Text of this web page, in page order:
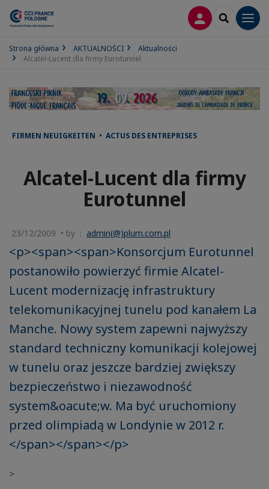
LOGOWANIE
SEARCH
Strona główna AKTUALNOŚCI
Aktualności
Alcatel-Lucent dla firmy Eurotunnel
FIRMEN NEUIGKEITEN • ACTUS DES ENTREPRISES
Alcatel-Lucent dla firmy
Eurotunnel
23/12/2009 • by : admin(@)plum.com.pl
<p><span><span>Konsorcjum Eurotunnel
postanowiło powierzyć firmie Alcatel-
Lucent modernizację infrastruktury
telekomunikacyjnej tunelu pod kanałem La
Manche. Nowy system zapewni najwyższy
standard techniczny komunikacji kolejowej
w tunelu oraz jeszcze bardziej zwiększy
bezpieczeństwo i niezawodność
system&oacute;w. Ma być uruchomiony
przed olimpiadą w Londynie w 2012 r.
</span></span></p>
>